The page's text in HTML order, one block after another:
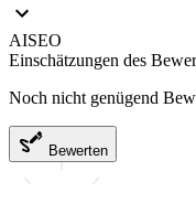
AISEO
Einschätzungen des
Noch nicht genügend
Bewerten